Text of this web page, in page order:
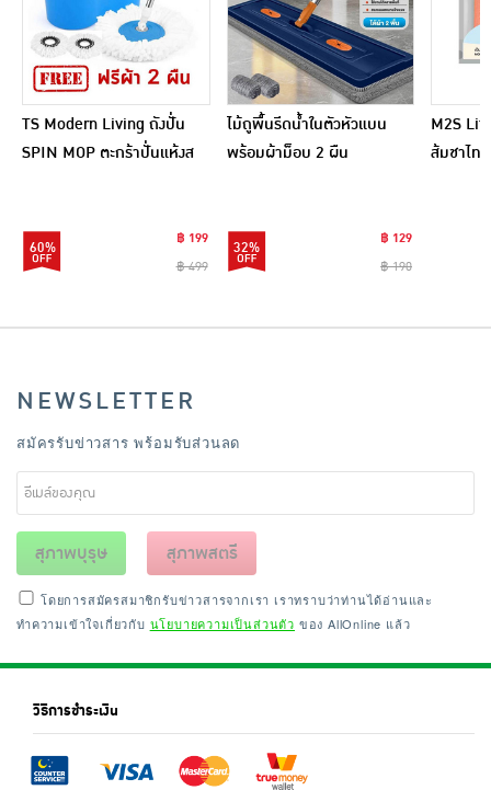
TS Modern Living ถังปั่น
SPIN MOP ตะกร้าปั่นแห้งส
60%
฿ 199
฿ 499
ไม้ถูพื้นรีดน้ำในตัวหัวแบน
พร้อมผ้าม็อบ 2 ผืน
32%
฿ 129
฿ 190
M2S
ส้มชาไท
NEWSLETTER
สมัครรับข่าวสาร พร้อมรับส่วนลด
สุภาพบุรุษ สุภาพสตรี
โดยการสมัครสมาชิกรับข่าวสารจากเรา เราทราบว่าท่านได้อ่านและ
ทำความเข้าใจเกี่ยวกับ นโยบายความเป็นส่วนตัว ของ AllOnline แล้ว
วิธีการชำระเงิน